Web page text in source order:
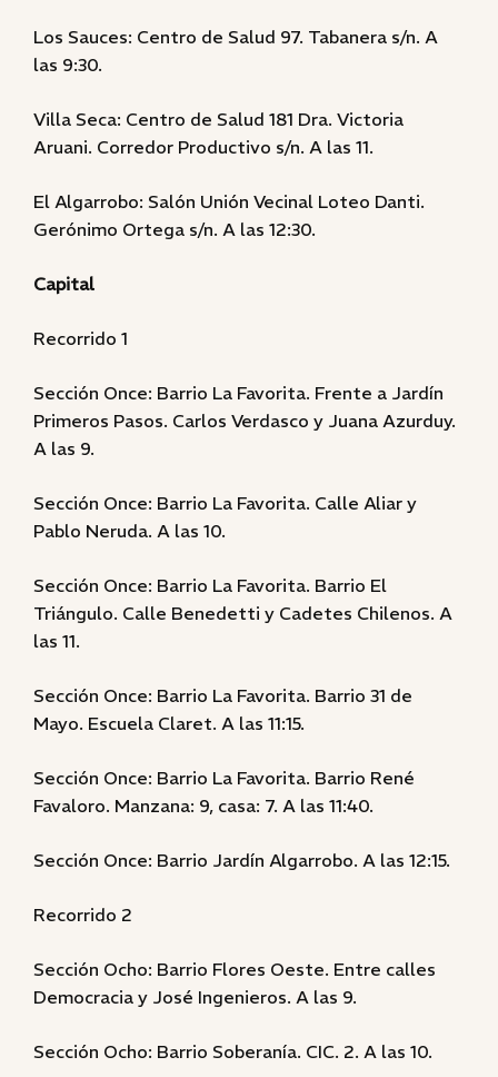
Los Sauces: Centro de Salud 97. Tabanera s/n. A
las 9:30.
Villa Seca: Centro de Salud 181 Dra. Victoria
Aruani. Corredor Productivo s/n. A las 11.
El Algarrobo: Salón Unión Vecinal Loteo Danti.
Gerónimo Ortega s/n. A las 12:30.
Capital
Recorrido 1
Sección Once: Barrio La Favorita. Frente a Jardín
Primeros Pasos. Carlos Verdasco y Juana Azurduy.
A las 9.
Sección Once: Barrio La Favorita. Calle Aliar y
Pablo Neruda. A las 10.
Sección Once: Barrio La Favorita. Barrio El
Triángulo. Calle Benedetti y Cadetes Chilenos. A
las 11.
Sección Once: Barrio La Favorita. Barrio 31 de
Mayo. Escuela Claret. A las 11:15.
Sección Once: Barrio La Favorita. Barrio René
Favaloro. Manzana: 9, casa: 7. A las 11:40.
Sección Once: Barrio Jardín Algarrobo. A las 12:15.
Recorrido 2
Sección Ocho: Barrio Flores Oeste. Entre calles
Democracia y José Ingenieros. A las 9.
Sección Ocho: Barrio Soberanía. CIC. 2. A las 10.